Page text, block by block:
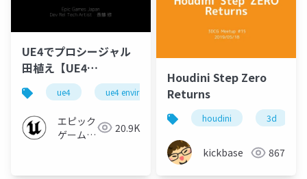
UE4でプロシージャル
田植え【UE4
Environment Art Dive
2019】
ue4 ue4 environment art dive 2019
エピック
ゲームズ
20.9K
Houdini Step Zero
Returns
houdini 3d
kickbase 867